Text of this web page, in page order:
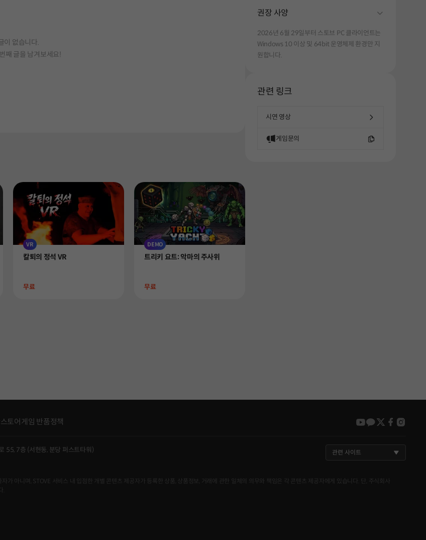
이 없습니다.
째 글을 남겨보세요!
VR
Product
칼퇴의 정석 VR
Price
무료
DEMO
Product
트리키 요트: 악마의 주사위
Price
무료
권장 사양 folding
2026년 6월 29일부터 스토브 PC 클라이언트는
Windows 10 이상 및 64bit 운영체제 환경만 지
원합니다.
관련 링크
시연 영상
게임문의
스토어게임 반품정책 youtube
kakao
twitter
55, 7층 (서현동, 분당 퍼스트타워)
관련 사이트
아니며, STOVE 서비스 내 입점한 개별 콘텐츠 제공자가 등록한 상품, 상품정보, 거래에 관한 일체의 의무와 책임은 각 콘텐츠 제공자에게 있습니다. 단, 주식회사